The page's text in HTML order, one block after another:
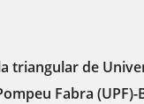
triangular de
Fabra